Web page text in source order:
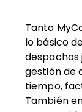
Tanto
lo básico
despachos
gestión de
tiempo,
También